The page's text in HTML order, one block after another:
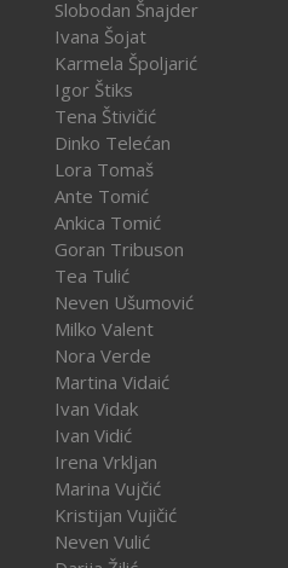
Slobodan Šnajder
Ivana Šojat
Karmela Špoljarić
Igor Štiks
Tena Štivičić
Dinko Telećan
Lora Tomaš
Ante Tomić
Ankica Tomić
Goran Tribuson
Tea Tulić
Neven Ušumović
Milko Valent
Nora Verde
Martina Vidaić
Ivan Vidak
Ivan Vidić
Irena Vrkljan
Marina Vujčić
Kristijan Vujičić
Neven Vulić